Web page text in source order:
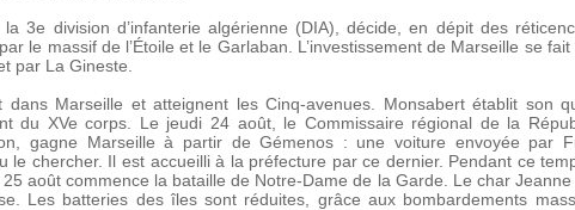
3e division d’infanterie algérienne (DIA), décide, en dépit des
le massif de l’Étoile et le Garlaban. L’investissement de Marseille se fait
par La Gineste.
Marseille et atteignent les Cinq-avenues. Monsabert établit son
du XVe corps. Le jeudi 24 août, le Commissaire régional de la
gagne Marseille à partir de Gémenos : une voiture envoyée par
le chercher. Il est accueilli à la préfecture par ce dernier. Pendant ce
août commence la bataille de Notre-Dame de la Garde. Le char Jeanne
Les batteries des îles sont réduites, grâce aux bombardements